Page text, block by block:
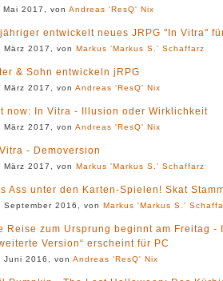
Mai 2017, von Andreas 'ResQ' Nix
entwickelt neues JRPG "In Vitra"
März 2017, von Markus 'Markus S.' Schaffarz
& Sohn entwickeln jRPG
März 2017, von Andreas 'ResQ' Nix
now: In Vitra - Illusion oder Wirklichkeit
März 2017, von Andreas 'ResQ' Nix
- Demoversion
März 2017, von Markus 'Markus S.' Schaffarz
Ass unter den Karten-Spielen! Skat
September 2016, von Markus 'Markus S.'
Reise zum Ursprung beginnt am Freitag -
Version“ erscheint für PC
Juni 2016, von Andreas 'ResQ' Nix